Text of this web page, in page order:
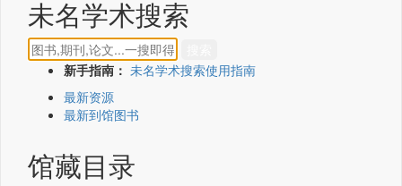
未名学术搜索
新手指南： 未名学术搜索使用指南
最新资源
最新到馆图书
馆藏目录